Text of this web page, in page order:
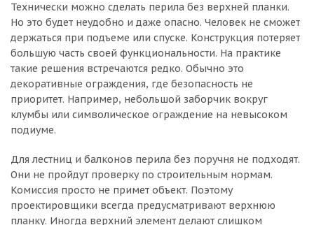
Технически можно сделать перила без верхней планки.
Но это будет неудобно и даже опасно. Человек не сможет
держаться при подъеме или спуске. Конструкция потеряет
большую часть своей функциональности. На практике
такие решения встречаются редко. Обычно это
декоративные ограждения, где безопасность не
приоритет. Например, небольшой заборчик вокруг
клумбы или символическое ограждение на невысоком
подиуме.
Для лестниц и балконов перила без поручня не подходят.
Они не пройдут проверку по строительным нормам.
Комиссия просто не примет объект. Поэтому
проектировщики всегда предусматривают верхнюю
планку. Иногда верхний элемент делают слишком